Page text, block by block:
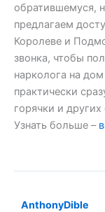
обратившемуся,
предлагаем
Королеве и
звонка, чтобы
нарколога на
практически
горячки и
Узнать больше –
AnthonyDible